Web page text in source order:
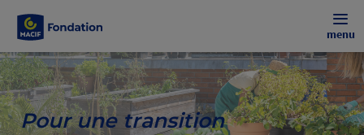
menu
Pour une transition